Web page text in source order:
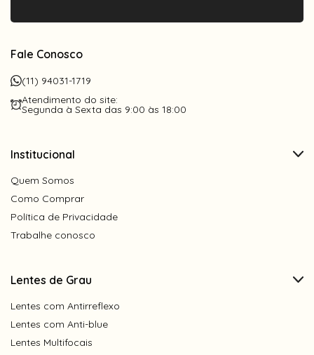
Fale Conosco
(11) 94031-1719
Atendimento do site:
Segunda à Sexta das 9:00 às 18:00
Institucional
Quem Somos
Como Comprar
Política de Privacidade
Trabalhe conosco
Lentes de Grau
Lentes com Antirreflexo
Lentes com Anti-blue
Lentes Multifocais